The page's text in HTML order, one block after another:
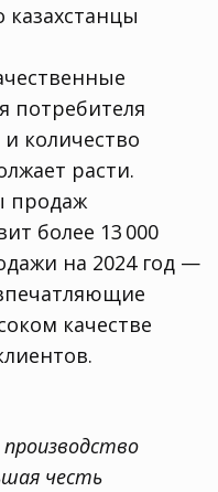
казахстанцы
потребителя
и количество
расти.
продаж
более 13 000
на 2024 год —
качестве
честь